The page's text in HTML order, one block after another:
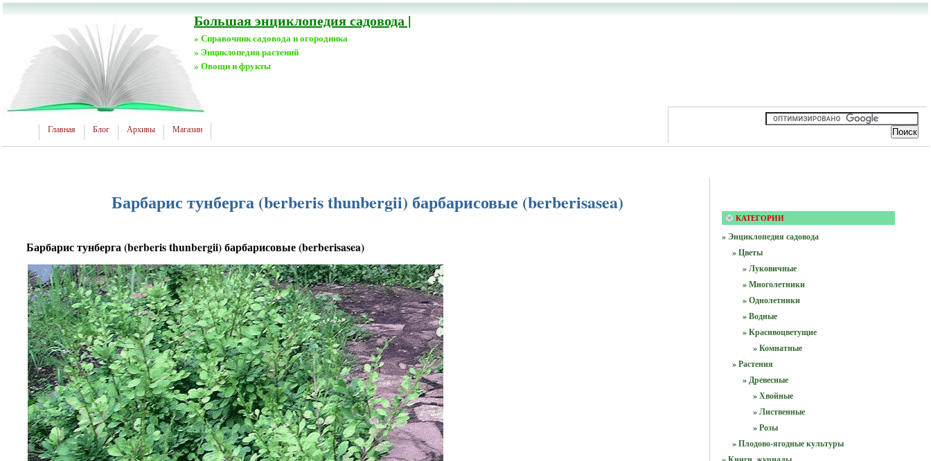
Большая энциклопедия садовода |
» Справочник садовода и огородника
» Энциклопедия растений
» Овощи и фрукты
Главная Блог Архивы Магазин
Барбарис тунберга (berberis thunbergii) барбарисовые (berberisasea)
Барбарис тунберга (berberis thunbergii) барбарисовые (berberisasea)
КАТЕГОРИИ
» Энциклопедия садовода
» Цветы
» Луковичные
» Многолетники
» Однолетники
» Водные
» Красивоцветущие
» Комнатные
» Растения
» Древесные
» Хвойные
» Лиственные
» Розы
» Плодово-ягодные культуры